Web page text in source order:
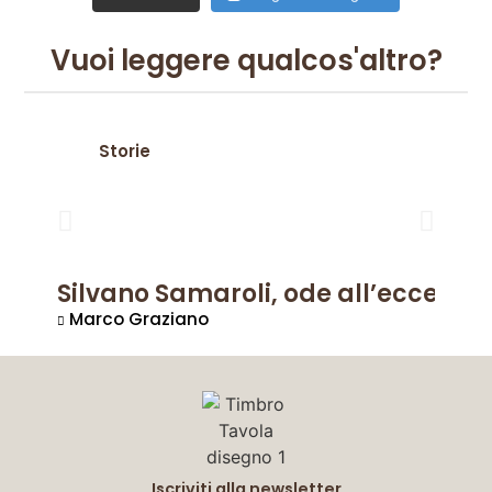
Vuoi leggere qualcos'altro?
Storie
Silvano Samaroli, ode
Marco Graziano